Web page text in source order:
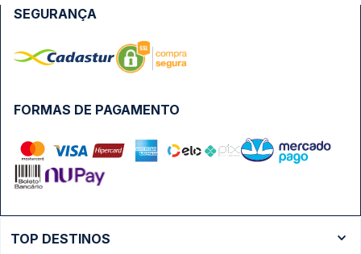
FORMAS DE PAGAMENTO
SEGURANÇA
TOP DESTINOS